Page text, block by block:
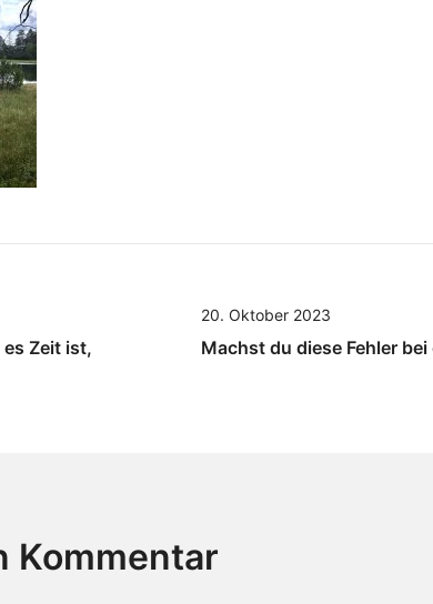
es Zeit ist,
20. Oktober 2023
Machst du diese Fehler
Kommentar